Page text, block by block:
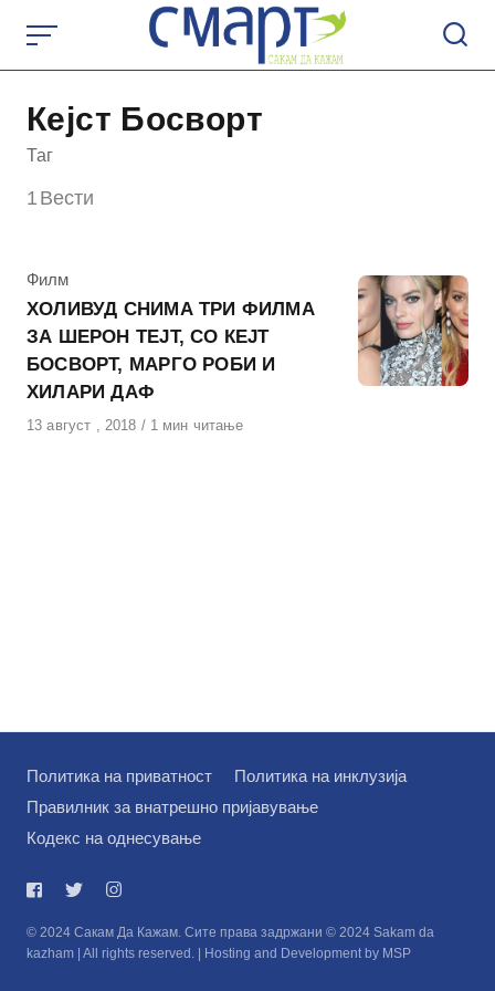
content
Кејст Босворт
Таг
1 Вести
КАтегорија
Филм
ХОЛИВУД СНИМА ТРИ ФИЛМА
ЗА ШЕРОН ТЕЈТ, СО КЕЈТ
БОСВОРТ, МАРГО РОБИ И
ХИЛАРИ ДАФ
Објавено
13 август , 2018 1 мин читање
Политика на приватност
Политика на инклузија
Правилник за внатрешно пријавување
Кодекс на однесување
© 2024 Сакам Да Кажам. Сите права задржани © 2024 Sakam da
kazham | All rights reserved. | Hosting and Development by MSP